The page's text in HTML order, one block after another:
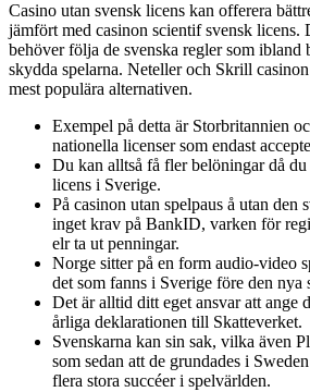
Casino utan svensk licens kan offerera
jämfört med casinon scientif svensk licens.
behöver följa de svenska regler som ibland
skydda spelarna. Neteller och Skrill
mest populära alternativen.
Exempel på detta är Storbritannien
nationella licenser som endast
Du kan alltså få fler belöningar då du
licens i Sverige.
På casinon utan spelpaus å utan den
inget krav på BankID, varken för
elr ta ut penningar.
Norge sitter på en form audio-video
det som fanns i Sverige före den nya
Det är alltid ditt eget ansvar att ange
årliga deklarationen till Skatteverket.
Svenskarna kan sin sak, vilka även
som sedan att de grundades i
flera stora succéer i spelvärlden.